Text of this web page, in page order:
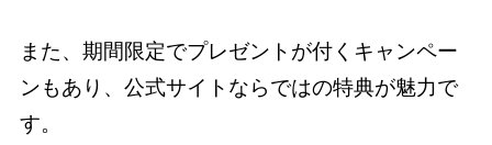
また、期間限定でプレゼントが付くキャンペー
ンもあり、公式サイトならではの特典が魅力で
す。